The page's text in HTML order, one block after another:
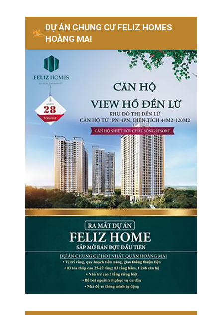
DỰ ÁN CHUNG CƯ FELIZ HOMES
HOÀNG MAI